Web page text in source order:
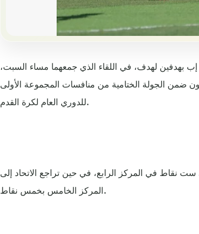
إب بهدفين لهدف، في اللقاء الذي جمعهما مساء السبت،
ضمن الجولة الختامية من منافسات المجموعة الأولى
للدوري العام لكرة القدم.
ست نقاط في المركز الرابع، في حين تراجع الاتحاد إلى
المركز الخامس بخمس نقاط.